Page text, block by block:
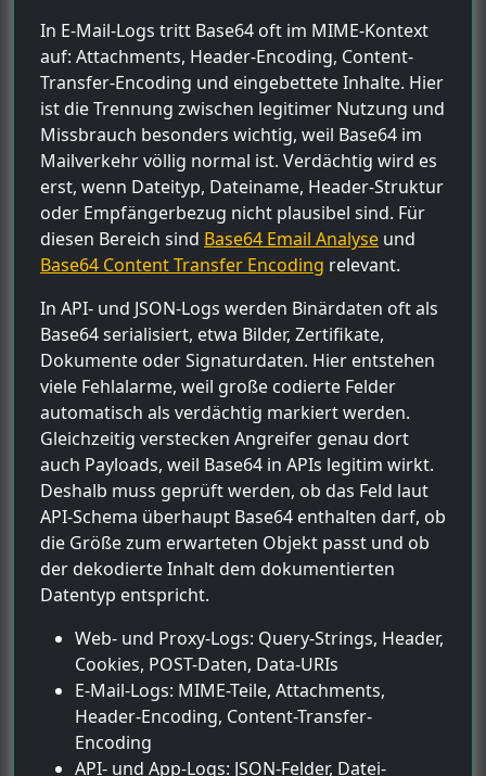
In E-Mail-Logs tritt Base64 oft im MIME-Kontext
auf: Attachments, Header-Encoding, Content-
Transfer-Encoding und eingebettete Inhalte. Hier
ist die Trennung zwischen legitimer Nutzung und
Missbrauch besonders wichtig, weil Base64 im
Mailverkehr völlig normal ist. Verdächtig wird es
erst, wenn Dateityp, Dateiname, Header-Struktur
oder Empfängerbezug nicht plausibel sind. Für
diesen Bereich sind Base64 Email Analyse und
Base64 Content Transfer Encoding relevant.
In API- und JSON-Logs werden Binärdaten oft als
Base64 serialisiert, etwa Bilder, Zertifikate,
Dokumente oder Signaturdaten. Hier entstehen
viele Fehlalarme, weil große codierte Felder
automatisch als verdächtig markiert werden.
Gleichzeitig verstecken Angreifer genau dort
auch Payloads, weil Base64 in APIs legitim wirkt.
Deshalb muss geprüft werden, ob das Feld laut
API-Schema überhaupt Base64 enthalten darf, ob
die Größe zum erwarteten Objekt passt und ob
der dekodierte Inhalt dem dokumentierten
Datentyp entspricht.
Web- und Proxy-Logs: Query-Strings, Header,
Cookies, POST-Daten, Data-URIs
E-Mail-Logs: MIME-Teile, Attachments,
Header-Encoding, Content-Transfer-
Encoding
API- und App-Logs: JSON-Felder, Datei-